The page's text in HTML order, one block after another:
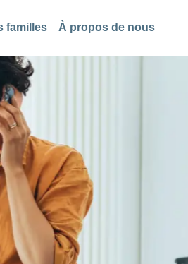
familles À propos de nous